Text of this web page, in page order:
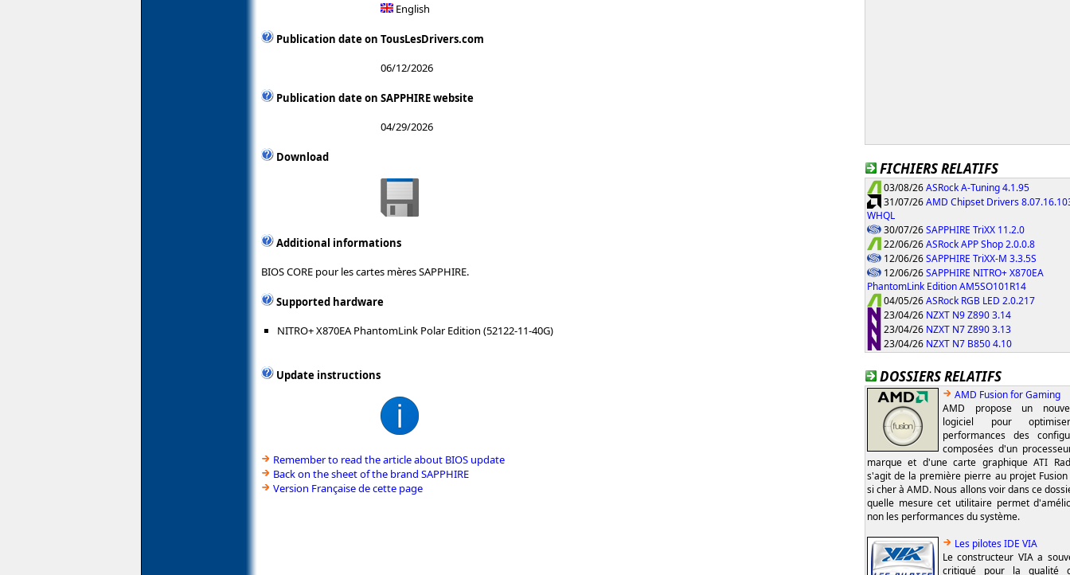
English
Publication date on TousLesDrivers.com
06/12/2026
Publication date on SAPPHIRE website
04/29/2026
Download
Additional informations
BIOS CORE pour les cartes mères SAPPHIRE.
Supported hardware
NITRO+ X870EA PhantomLink Polar Edition (52122-11-40G)
Update instructions
Remember to read the article about BIOS update
Back on the sheet of the brand SAPPHIRE
Version Française de cette page
FICHIERS RELATIFS
03/08/26ASRock A-Tuning 4.1.95
31/07/26AMD Chipset Drivers
WHQL
30/07/26SAPPHIRE TriXX 11.2.0
22/06/26ASRock APP Shop 2.0.0.8
12/06/26SAPPHIRE TriXX-M 3.3.5S
12/06/26SAPPHIRE NITRO+ X870EA
PhantomLink Edition AM5SO101R14
04/05/26ASRock RGB LED 2.0.217
23/04/26 NZXT N9 Z890 3.14
23/04/26 NZXT N7 Z890 3.13
23/04/26 NZXT N7 B850 4.10
DOSSIERS RELATIFS
AMD Fusion for Gaming
AMD propose un
logiciel pour
performances des
composées d'un
marque et d'une carte graphique ATI
s'agit de la première pierre au projet
si cher à AMD. Nous allons voir dans ce
quelle mesure cet utilitaire permet
non les performances du système.
Les pilotes IDE VIA
Le constructeur VIA a
critiqué pour la qualité